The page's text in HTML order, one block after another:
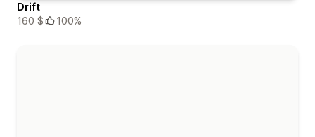
Drift
160 $
100%